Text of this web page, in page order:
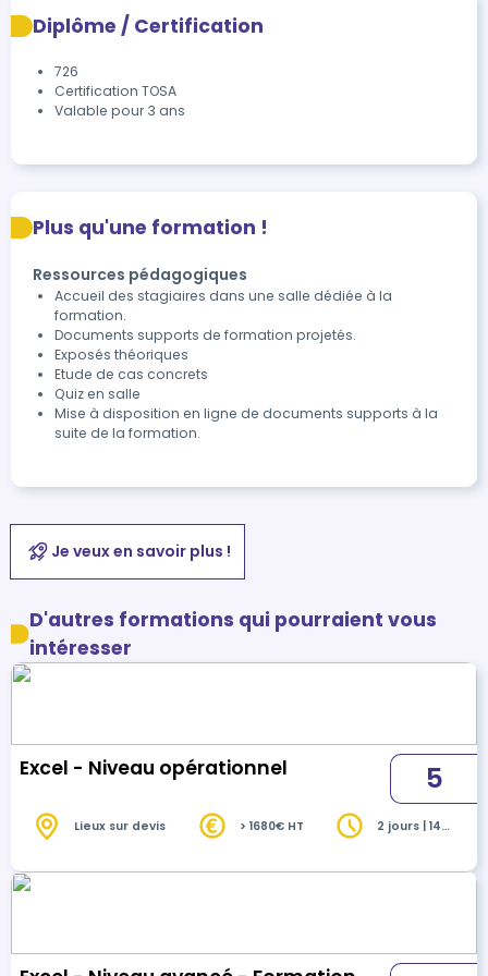
Diplôme / Certification
726
Certification TOSA
Valable pour 3 ans
Plus qu'une formation !
Ressources pédagogiques
Accueil des stagiaires dans une salle dédiée à la
formation.
Documents supports de formation projetés.
Exposés théoriques
Etude de cas concrets
Quiz en salle
Mise à disposition en ligne de documents supports à la
suite de la formation.
Je veux en savoir plus !
D'autres formations qui pourraient vous
intéresser
Excel - Niveau opérationnel 5
Lieux sur devis > 1680€ HT
2 jours | 14